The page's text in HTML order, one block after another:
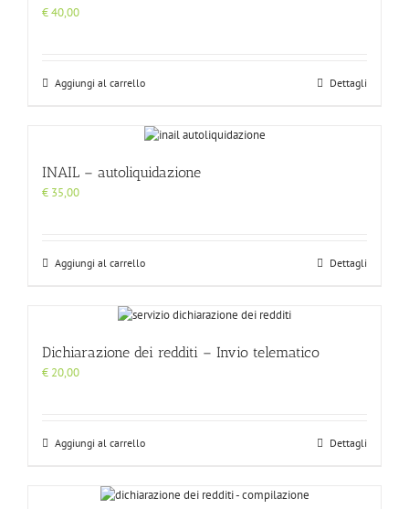
€40,00
Aggiungi al carrello Dettagli
INAIL – autoliquidazione
€ 35,00
Aggiungi al carrello Dettagli
Dichiarazione dei redditi – Invio telematico
€ 20,00
Aggiungi al carrello Dettagli